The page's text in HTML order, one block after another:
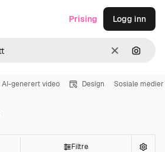
Slett Søk
Prising Logg inn
AI-generert video Design Sosiale medier
Filtre